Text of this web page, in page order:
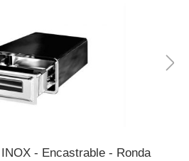
- Encastrable - Ronda